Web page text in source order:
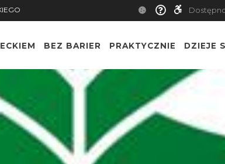
BEZ BARIER PRAKTYCZNIE DZIEJE